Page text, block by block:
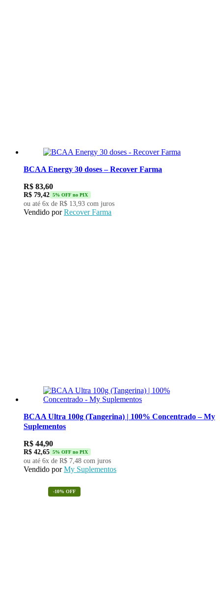
BCAA Energy 30 doses – Recover Farma
R$ 83,60
R$ 79,42 5% OFF no PIX
ou até 6x de R$ 13,93 com juros
Vendido por Recover Farma
BCAA Ultra 100g (Tangerina) | 100% Concentrado – My
Suplementos
R$ 44,90
R$ 42,65 5% OFF no PIX
ou até 6x de R$ 7,48 com juros
Vendido por My Suplementos
-10% OFF